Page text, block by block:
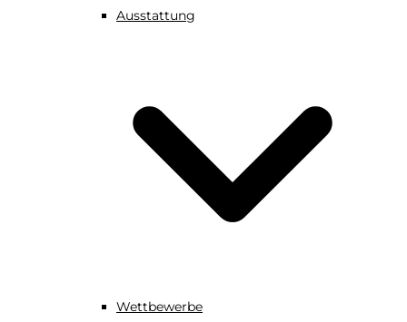
Ausstattung
Wettbewerbe